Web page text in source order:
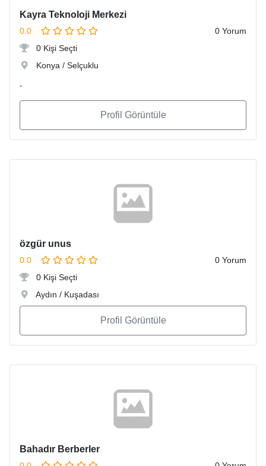
Kayra Teknoloji Merkezi
0.0
0 Yorum
0 Kişi Seçti
Konya / Selçuklu
.
Profil Görüntüle
özgür unus
0.0
0 Yorum
0 Kişi Seçti
Aydın / Kuşadası
Profil Görüntüle
Bahadır Berberler